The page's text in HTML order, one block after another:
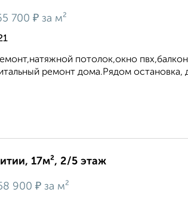
700 ₽ за м²
потолок,окно
ремонт дома.Рядом остановка,
17м², 2/5 этаж
900 ₽ за м²